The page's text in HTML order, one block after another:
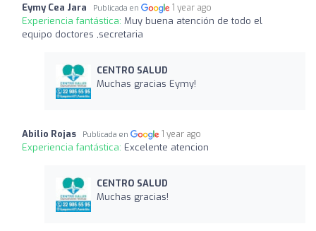
Eymy Cea Jara Publicada en 1 year ago
Experiencia fantástica: Muy buena atención de todo el
equipo doctores ,secretaria
CENTRO SALUD
Muchas gracias Eymy!
Abilio Rojas Publicada en 1 year ago
Experiencia fantástica: Excelente atencion
CENTRO SALUD
Muchas gracias!